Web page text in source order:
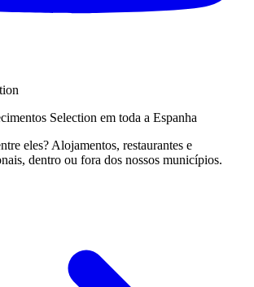
Selection em toda a Espanha
eles? Alojamentos, restaurantes e
dentro ou fora dos nossos municípios.